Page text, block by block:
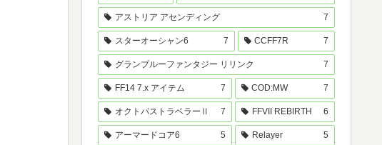
アストリア アセンディング 7
スターオーシャン6 7 CCFF7R 7
グランブルーファンタジー リリンク 7
FF14 7.x アイテム 7 COD:MW 7
オクトパストラベラーⅡ 7 FFVII REBIRTH 6
アーマードコア6 5 Relayer 5